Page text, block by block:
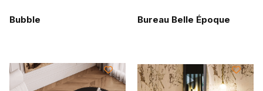
Bubble Bureau Belle Époque